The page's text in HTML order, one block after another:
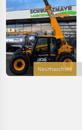
Neumaschine